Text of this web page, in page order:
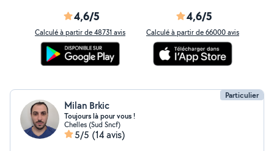
4,6/5
Calculé à partir de 48731 avis
4,6/5
Calculé à partir de 66000 avis
Particulier
Milan Brkic
Toujours là pour vous !
Chelles (Sud Sncf)
5/5 (14 avis)